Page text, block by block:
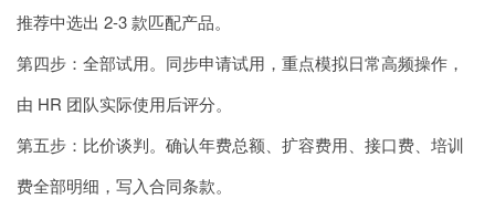
推荐中选出 2-3 款匹配产品。
第四步：全部试用。同步申请试用，重点模拟日常高频操作，
由 HR 团队实际使用后评分。
第五步：比价谈判。确认年费总额、扩容费用、接口费、培训
费全部明细，写入合同条款。